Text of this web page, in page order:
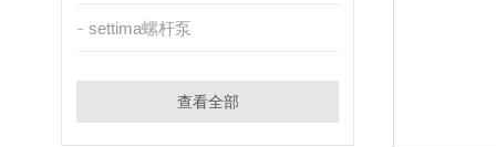
settima螺杆泵
查看全部